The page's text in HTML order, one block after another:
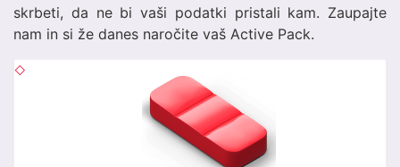
skrbeti, da ne bi vaši podatki pristali kam. Zaupajte
nam in si že danes naročite vaš Active Pack.